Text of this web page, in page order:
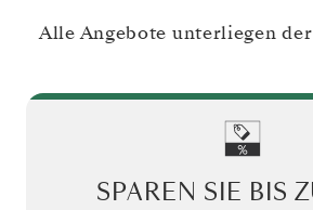
Alle Angebote unterliegen
SPAREN SIE BIS